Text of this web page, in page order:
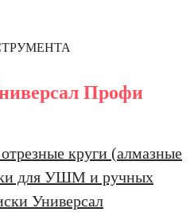
Профи
круги (алмазные
для УШМ и ручных
Универсал